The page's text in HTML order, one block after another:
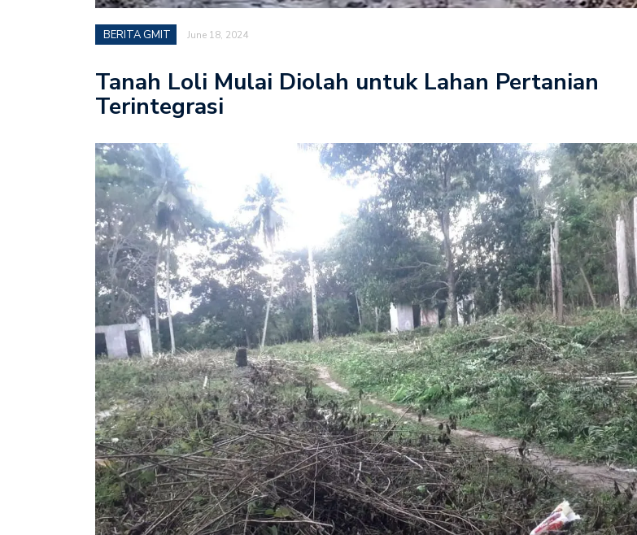
BERITA GMIT June 18, 2024
Tanah Loli Mulai Diolah untuk Lahan Pertanian
Terintegrasi